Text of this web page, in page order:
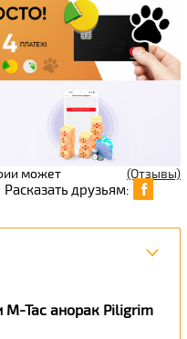
(Отзывы)
Расказать друзьям:
M-Tac анорак Piligrim
может